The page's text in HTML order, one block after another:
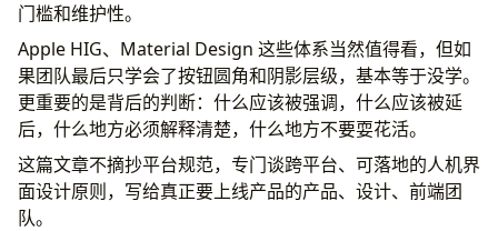
什么时候页面会“喘不过气”
节奏的本质不是留白，而是秩序
四、可供性：用户一眼能不能看出“这玩意能干嘛”
现在很多界面的毛病在于“刻意高级”
实用判断标准
系统至少要说清楚三件事
1. 我收到了你的操作
门槛和维护性。
Apple HIG、Material Design 这些体系当然值得看，但如
果团队最后只学会了按钮圆角和阴影层级，基本等于没学。
更重要的是背后的判断：什么应该被强调，什么应该被延
后，什么地方必须解释清楚，什么地方不要耍花活。
这篇文章不摘抄平台规范，专门谈跨平台、可落地的人机界
面设计原则，写给真正要上线产品的产品、设计、前端团
队。